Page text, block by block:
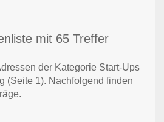
mit 65 Treffer
der Kategorie Start-Ups
(Seite 1). Nachfolgend finden